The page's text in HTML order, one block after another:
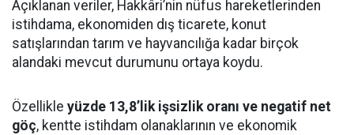
Açıklanan veriler, Hakkâri’nin nüfus hareketlerinden
istihdama, ekonomiden dış ticarete, konut
satışlarından tarım ve hayvancılığa kadar birçok
alandaki mevcut durumunu ortaya koydu.
Özellikle yüzde 13,8’lik işsizlik oranı ve negatif net
göç, kentte istihdam olanaklarının ve ekonomik